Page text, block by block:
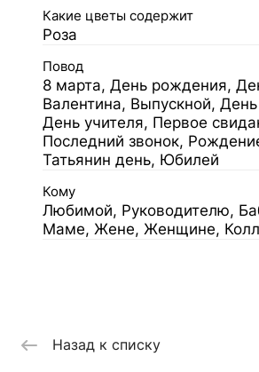
Какие цветы содержит
Роза
Повод
8 марта, День рождения,
Валентина, Выпускной,
День учителя, Первое
Последний звонок,
Татьянин день, Юбилей
Кому
Любимой, Руководителю,
Маме, Жене, Женщине,
Назад к списку